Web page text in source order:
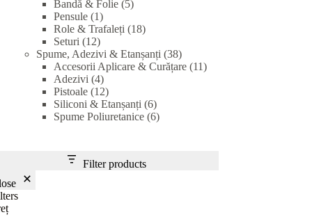
Bandă & Folie 55
Pensule 11
product
Role & Trafaleți 1818
Seturi 1212
products
Spume, Adezivi & Etanșanți 3838
products
Accesorii Aplicare & Curățare 1111
Adezivi 44
products
Pistoale 1212
products
Siliconi & Etanșanți 66
products
Spume Poliuretanice 66
Filter products